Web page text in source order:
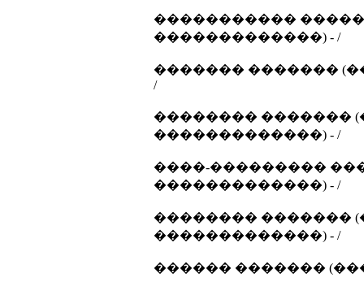
�����������
�������������) - /
������� �������
/
�������� �������
�������������) - /
����-���������
�������������) - /
�������� �������
�������������) - /
������ �������